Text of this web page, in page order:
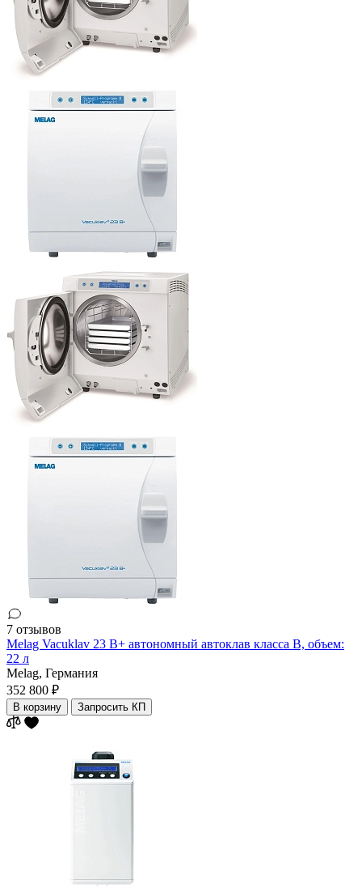
7 отзывов
Melag Vacuklav 23 B+ автономный автоклав класса В, объем:
22 л
Melag, Германия
352 800 ₽
В корзину Запросить КП